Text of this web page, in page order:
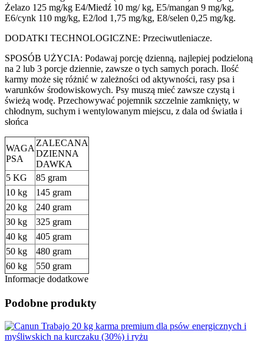
Żelazo 125 mg/kg E4/Miedź 10 mg/ kg, E5/mangan 9 mg/kg,
E6/cynk 110 mg/kg, E2/lod 1,75 mg/kg, E8/selen 0,25 mg/kg.
DODATKI TECHNOLOGICZNE: Przeciwutleniacze.
SPOSÓB UŻYCIA: Podawaj porcję dzienną, najlepiej podzieloną
na 2 lub 3 porcje dziennie, zawsze o tych samych porach. Ilość
karmy może się różnić w zależności od aktywności, rasy psa i
warunków środowiskowych. Psy muszą mieć zawsze czystą i
świeżą wodę. Przechowywać pojemnik szczelnie zamknięty, w
chłodnym, suchym i wentylowanym miejscu, z dala od światła i
słońca
WAGA
PSA
ZALECANA
DZIENNA
DAWKA
5 KG
85 gram
10 kg
145 gram
20 kg
240 gram
30 kg
325 gram
40 kg
405 gram
50 kg
480 gram
60 kg
550 gram
Informacje dodatkowe
Podobne produkty